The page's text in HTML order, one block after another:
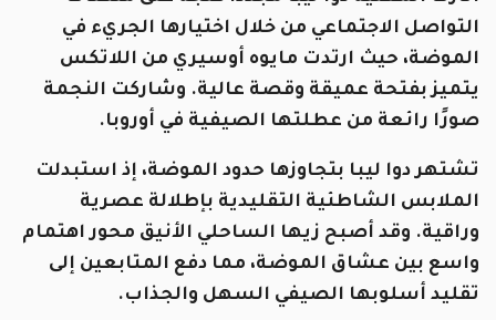
التواصل الاجتماعي من خلال اختيارها الجريء في
الموضة، حيث ارتدت مايوه أوسيري من اللاتكس
يتميز بفتحة عميقة وقصة عالية. وشاركت النجمة
صورًا رائعة من عطلتها الصيفية في أوروبا.
تشتهر دوا ليبا بتجاوزها حدود الموضة، إذ استبدلت
الملابس الشاطئية التقليدية بإطلالة عصرية
وراقية. وقد أصبح زيها الساحلي الأنيق محور اهتمام
واسع بين عشاق الموضة، مما دفع المتابعين إلى
تقليد أسلوبها الصيفي السهل والجذاب.